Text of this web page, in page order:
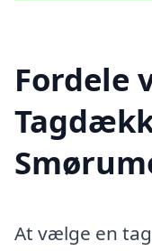
Fordele
At vælge en